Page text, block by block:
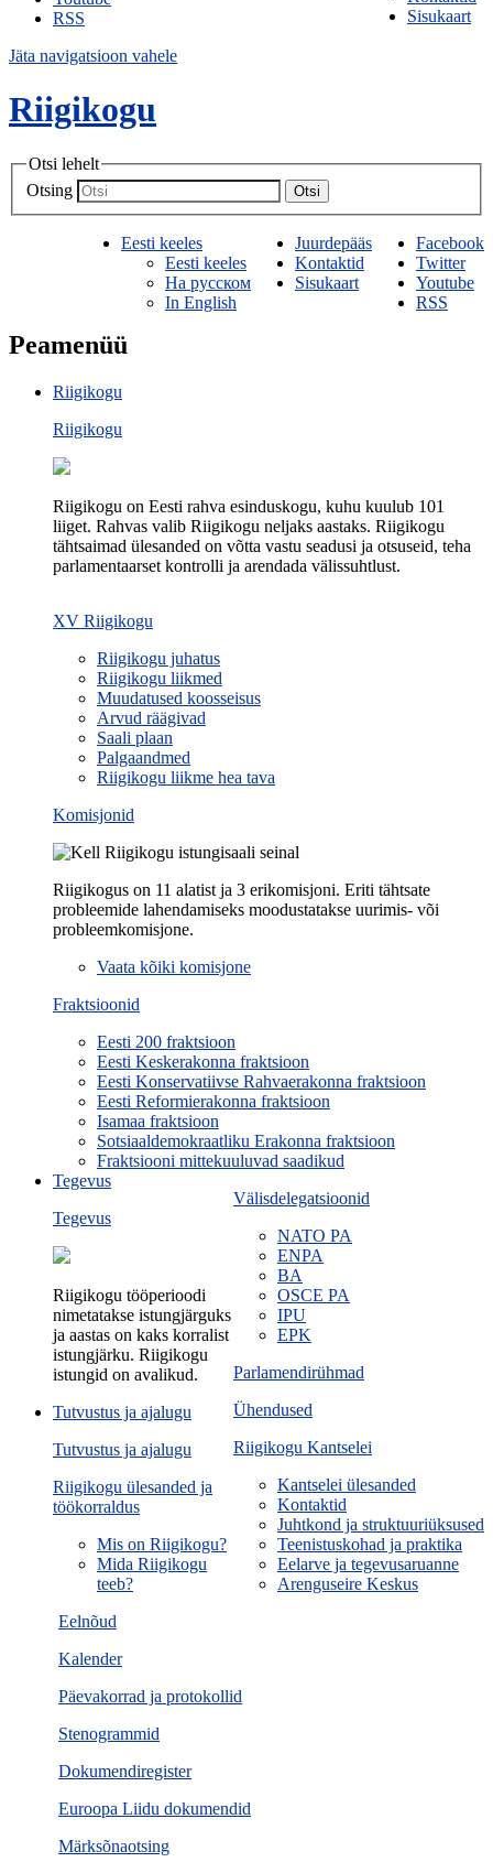
Sisukaart
RSS
Jäta navigatsioon vahele
Riigikogu
Otsi lehelt
Otsing
Otsi
Facebook
Twitter
Youtube
RSS
Juurdepääs
Kontaktid
Sisukaart
Eesti keeles
Eesti keeles
На русском
In English
Peamenüü
Riigikogu
Riigikogu
Riigikogu on Eesti rahva esinduskogu, kuhu kuulub 101
liiget. Rahvas valib Riigikogu neljaks aastaks. Riigikogu
tähtsaimad ülesanded on võtta vastu seadusi ja otsuseid, teha
parlamentaarset kontrolli ja arendada välissuhtlust.
XV Riigikogu
Riigikogu juhatus
Riigikogu liikmed
Muudatused koosseisus
Arvud räägivad
Saali plaan
Palgaandmed
Riigikogu liikme hea tava
Komisjonid
Riigikogus on 11 alatist ja 3 erikomisjoni. Eriti tähtsate
probleemide lahendamiseks moodustatakse uurimis- või
probleemkomisjone.
Vaata kõiki komisjone
Fraktsioonid
Eesti 200 fraktsioon
Eesti Keskerakonna fraktsioon
Eesti Konservatiivse Rahvaerakonna fraktsioon
Eesti Reformierakonna fraktsioon
Isamaa fraktsioon
Sotsiaaldemokraatliku Erakonna fraktsioon
Fraktsiooni mittekuuluvad saadikud
Välisdelegatsioonid
NATO PA
ENPA
BA
OSCE PA
IPU
EPK
Parlamendirühmad
Ühendused
Riigikogu Kantselei
Kantselei ülesanded
Kontaktid
Juhtkond ja struktuuriüksused
Teenistuskohad ja praktika
Eelarve ja tegevusaruanne
Arenguseire Keskus
Tegevus
Tegevus
Riigikogu tööperioodi
nimetatakse istungjärguks
ja aastas on kaks korralist
istungjärku. Riigikogu
istungid on avalikud.
Eelnõud
Kalender
Päevakorrad ja protokollid
Stenogrammid
Dokumendiregister
Euroopa Liidu dokumendid
Märksõnaotsing
Tutvustus ja ajalugu
Tutvustus ja ajalugu
Riigikogu ülesanded ja
töökorraldus
Mis on Riigikogu?
Mida Riigikogu
teeb?